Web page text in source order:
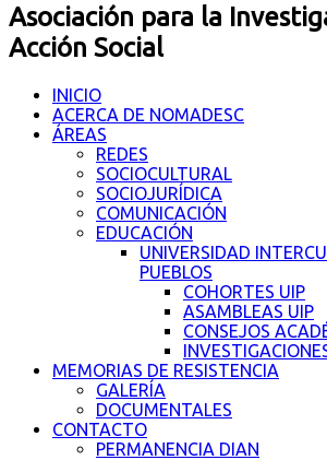
Asociación para la
Acción Social
INICIO
ACERCA DE NOMADESC
ÁREAS
REDES
SOCIOCULTURAL
SOCIOJURÍDICA
COMUNICACIÓN
EDUCACIÓN
UNIVERSIDAD
PUEBLOS
COHORTES UIP
ASAMBLEAS UIP
CONSEJOS
MEMORIAS DE RESISTENCIA
GALERÍA
DOCUMENTALES
CONTACTO
PERMANENCIA DIAN